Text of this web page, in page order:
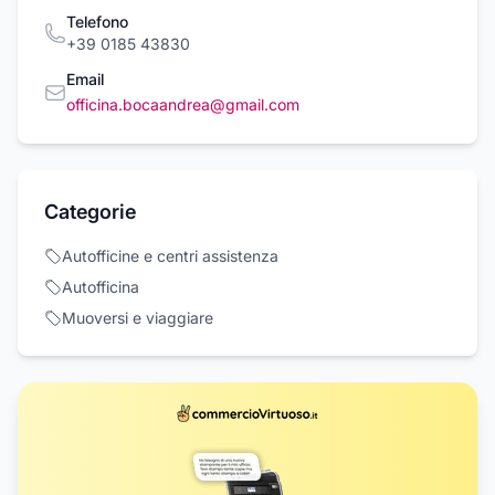
Telefono
+39 0185 43830
Email
officina.bocaandrea@gmail.com
Categorie
Autofficine e centri assistenza
Autofficina
Muoversi e viaggiare